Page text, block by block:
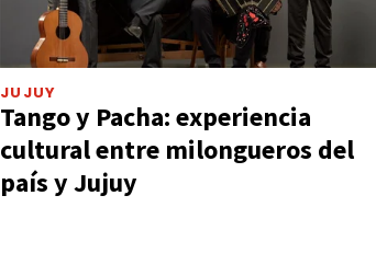
JUJUY
Tango y Pacha: experiencia
cultural entre milongueros del
país y Jujuy